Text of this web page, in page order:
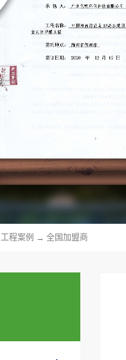
工程案例 → 全国加盟商